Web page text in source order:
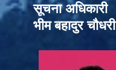
सूचना अधिकारी
भीम बहादुर चौधरी